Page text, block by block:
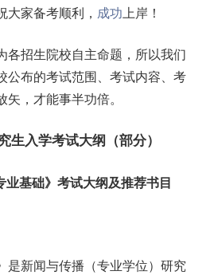
家备考顺利， 成功上岸！
各招生院校自主命题，所以我们
公布的考试范围、考试内容、考
，才能事半功倍。
生入学考试大纲（部分）
业基础》考试大纲及推荐书目
是新闻与传播（专业学位）研究